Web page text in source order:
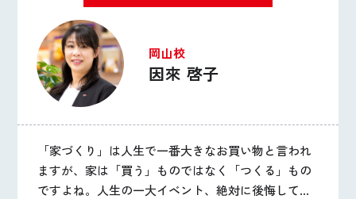
岡山校
因來 啓子
「家づくり」は人生で一番大きなお買い物と言われ
ますが、家は「買う」ものではなく「つくる」もの
ですよね。人生の一大イベント、絶対に後悔して欲